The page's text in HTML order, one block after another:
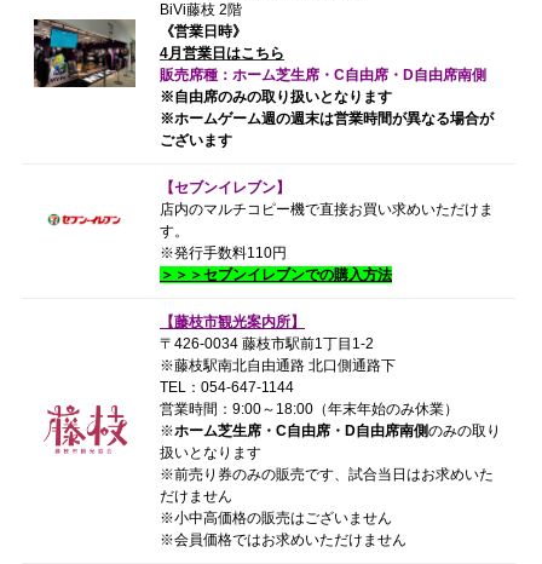
BiVi藤枝 2階
《営業日時》
4月営業日はこちら
販売席種：ホーム芝生席・C自由席・D自由席南側
※自由席のみの取り扱いとなります
※ホームゲーム週の週末は営業時間が異なる場合が
ございます
【セブンイレブン】
店内のマルチコピー機で直接お買い求めいただけま
す。
※発行手数料110円
＞＞＞セブンイレブンでの購入方法
【藤枝市観光案内所】
〒426-0034 藤枝市駅前1丁目1-2
※藤枝駅南北自由通路 北口側通路下
TEL：054-647-1144
営業時間：9:00～18:00（年末年始のみ休業）
※ホーム芝生席・C自由席・D自由席南側のみの取り
扱いとなります
※前売り券のみの販売です、試合当日はお求めいた
だけません
※小中高価格の販売はございません
※会員価格ではお求めいただけません